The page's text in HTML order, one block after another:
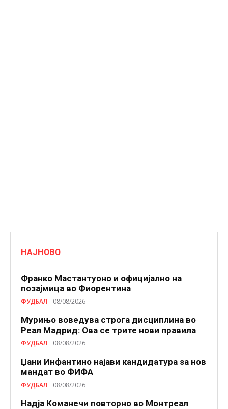
НАЈНОВО
Франко Мастантуоно и официјално на
позајмица во Фиорентина
ФУДБАЛ 08/08/2026
Мурињо воведува строга дисциплина во
Реал Мадрид: Ова се трите нови правила
ФУДБАЛ 08/08/2026
Џани Инфантино најави кандидатура за нов
мандат во ФИФА
ФУДБАЛ 08/08/2026
Надја Команечи повторно во Монтреал